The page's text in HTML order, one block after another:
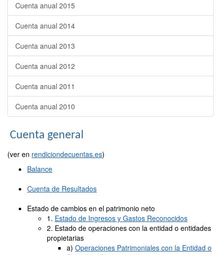
Cuenta anual 2015
Cuenta anual 2014
Cuenta anual 2013
Cuenta anual 2012
Cuenta anual 2011
Cuenta anual 2010
Cuenta general
(ver en rendiciondecuentas.es)
Balance
Cuenta de Resultados
Estado de cambios en el patrimonio neto
1. Estado de Ingresos y Gastos Reconocidos
2. Estado de operaciones con la entidad o entidades
propietarias
a) Operaciones Patrimoniales con la Entidad o